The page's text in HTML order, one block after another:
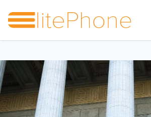
Elitephone